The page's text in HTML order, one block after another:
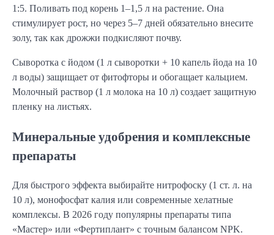
1:5. Поливать под корень 1–1,5 л на растение. Она
стимулирует рост, но через 5–7 дней обязательно внесите
золу, так как дрожжи подкисляют почву.
Сыворотка с йодом (1 л сыворотки + 10 капель йода на 10
л воды) защищает от фитофторы и обогащает кальцием.
Молочный раствор (1 л молока на 10 л) создает защитную
пленку на листьях.
Минеральные удобрения и комплексные
препараты
Для быстрого эффекта выбирайте нитрофоску (1 ст. л. на
10 л), монофосфат калия или современные хелатные
комплексы. В 2026 году популярны препараты типа
«Мастер» или «Фертиплант» с точным балансом NPK.